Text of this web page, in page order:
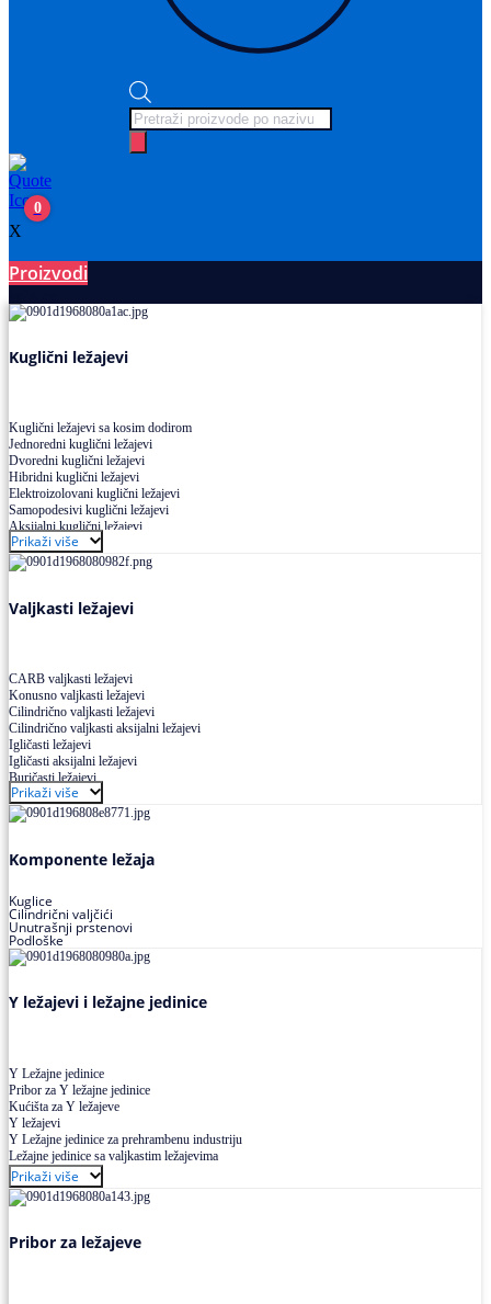
Products
search
0
X
Proizvodi
Kuglični ležajevi
Kuglični ležajevi sa kosim dodirom
Jednoredni kuglični ležajevi
Dvoredni kuglični ležajevi
Hibridni kuglični ležajevi
Elektroizolovani kuglični ležajevi
Samopodesivi kuglični ležajevi
Aksijalni kuglični ležajevi
Kuglični ležajevi od nerđajućeg čelika
Prikaži više
Valjkasti ležajevi
CARB valjkasti ležajevi
Konusno valjkasti ležajevi
Cilindrično valjkasti ležajevi
Cilindrično valjkasti aksijalni ležajevi
Igličasti ležajevi
Igličasti aksijalni ležajevi
Buričasti ležajevi
Buričasti zaptiveni ležajevi
Buričasti aksijalni ležajevi
Prikaži više
Komponente ležaja
Kuglice
Cilindrični valjčići
Unutrašnji prstenovi
Podloške
Y ležajevi i ležajne jedinice
Y Ležajne jedinice
Pribor za Y ležajne jedinice
Kućišta za Y ležajeve
Y ležajevi
Y Ležajne jedinice za prehrambenu industriju
Ležajne jedinice sa valjkastim ležajevima
Prikaži više
Pribor za ležajeve